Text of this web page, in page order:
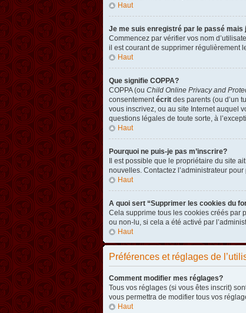
Haut
Je me suis enregistré par le passé mais
Commencez par vérifier vos nom
il est courant de supprimer régulièrement
Haut
Que signifie COPPA?
COPPA (ou Child Online Privacy and
consentement écrit des parents (ou d’un
vous inscrivez, ou au site Internet auquel
questions légales de toute sorte, à
Haut
Pourquoi ne puis-je pas m’inscrire?
Il est possible que le propriétaire du site
nouvelles. Contactez l’administrateur
Haut
A quoi sert “Supprimer les cookies du
Cela supprime tous les cookies créés par
ou non-lu, si cela a été activé par
Haut
Préférences et réglages de
Comment modifier mes réglages?
Tous vos réglages (si vous êtes inscrit)
vous permettra de modifier tous vos
Haut